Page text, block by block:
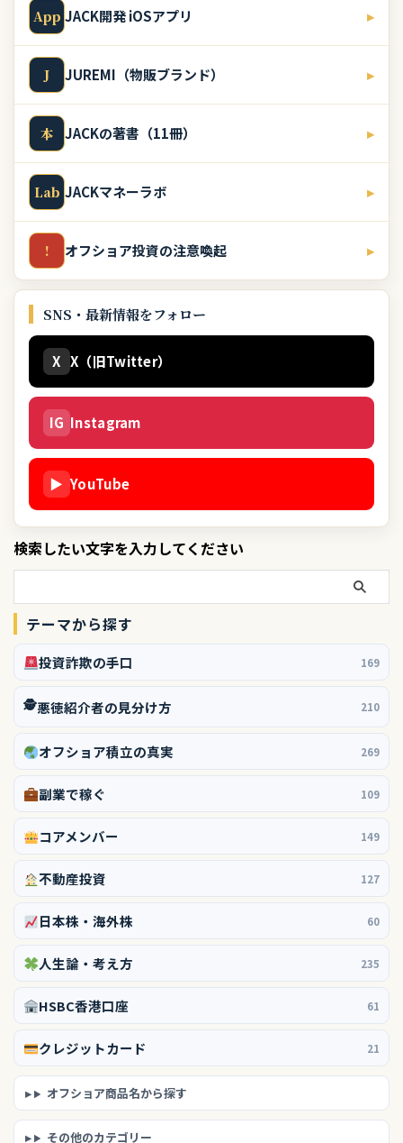
App JACK開発 iOSアプリ ▸
J JUREMI（物販ブランド） ▸
本 JACKの著書（11冊） ▸
Lab JACKマネーラボ ▸
! オフショア投資の注意喚起 ▸
SNS・最新情報をフォロー
X X（旧Twitter）
IG Instagram
▶ YouTube
検索したい文字を入力してください
テーマから探す
投資詐欺の手口 169
🕵️悪徳紹介者の見分け方 210
オフショア積立の真実 269
副業で稼ぐ 109
コアメンバー 149
不動産投資 127
日本株・海外株 60
人生論・考え方 235
HSBC香港口座 61
クレジットカード 21
オフショア商品名から探す
その他のカテゴリー